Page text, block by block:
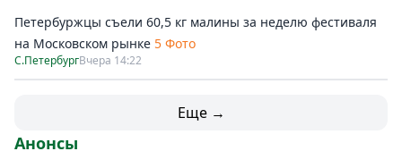
Петербуржцы съели 60,5 кг малины за неделю фестиваля
на Московском рынке 5 Фото
С.ПетербургВчера 14:22
Еще →
Анонсы